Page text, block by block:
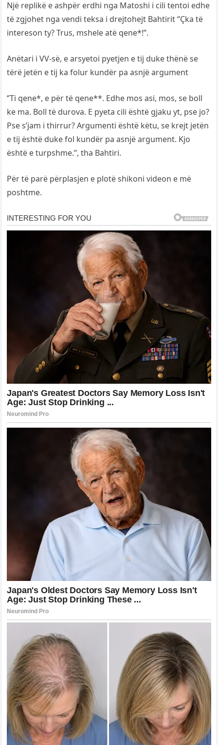
Një replikë e ashpër erdhi nga Matoshi i cili tentoi edhe
të zgjohet nga vendi teksa i drejtohejt Bahtirit ‘’Çka të
intereson ty? Trus, mshele atë qene*!’’.
Anëtari i VV-së, e arsyetoi pyetjen e tij duke thënë se
tërë jetën e tij ka folur kundër pa asnjë argument
‘’Ti qene*, e për të qene**. Edhe mos asi, mos, se boll
ke ma. Boll të durova. E pyeta cili është gjaku yt, pse jo?
Pse s’jam i thirrur? Argumenti është këtu, se krejt jetën
e tij është duke fol kundër pa asnjë argument. Kjo
është e turpshme.’’, tha Bahtiri.
Për të parë përplasjen e plotë shikoni videon e më
poshtme.